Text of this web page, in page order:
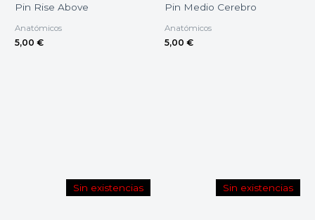
Pin Rise Above
Anatómicos
5,00 €
Pin Medio Cerebro
Anatómicos
5,00 €
Sin existencias Sin existencias